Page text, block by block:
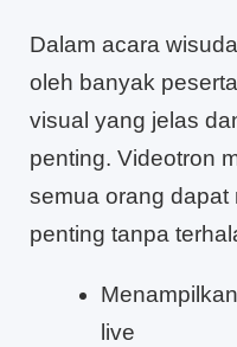
Dalam acara
oleh banyak
visual yang jelas
penting. Videotron
semua orang dapat
penting tanpa
live